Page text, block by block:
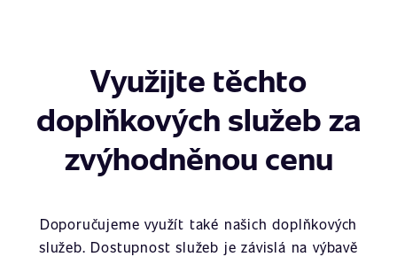
Využijte těchto
doplňkových služeb za
zvýhodněnou cenu
Doporučujeme využít také našich doplňkových
služeb. Dostupnost služeb je závislá na výbavě